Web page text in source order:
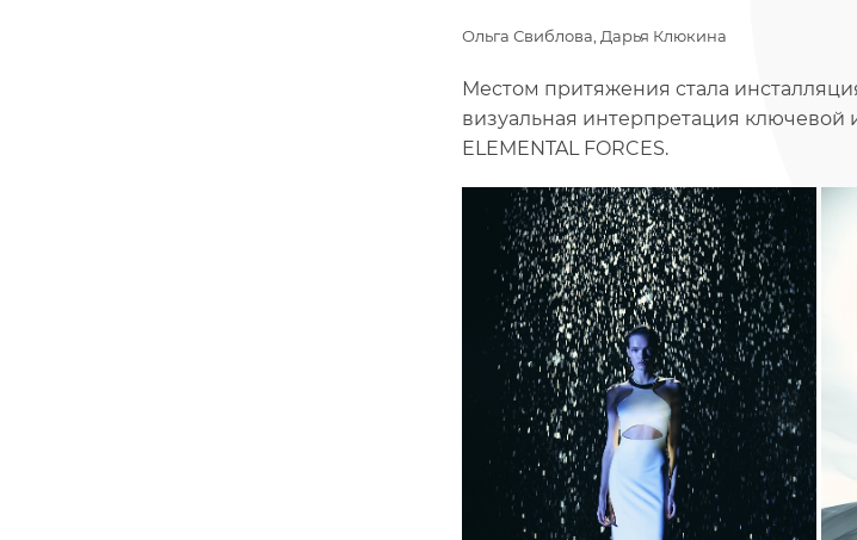
Ольга Свиблова, Дарья Клюкина
Местом притяжения стала
визуальная интерпретация ключевой
ELEMENTAL FORCES.